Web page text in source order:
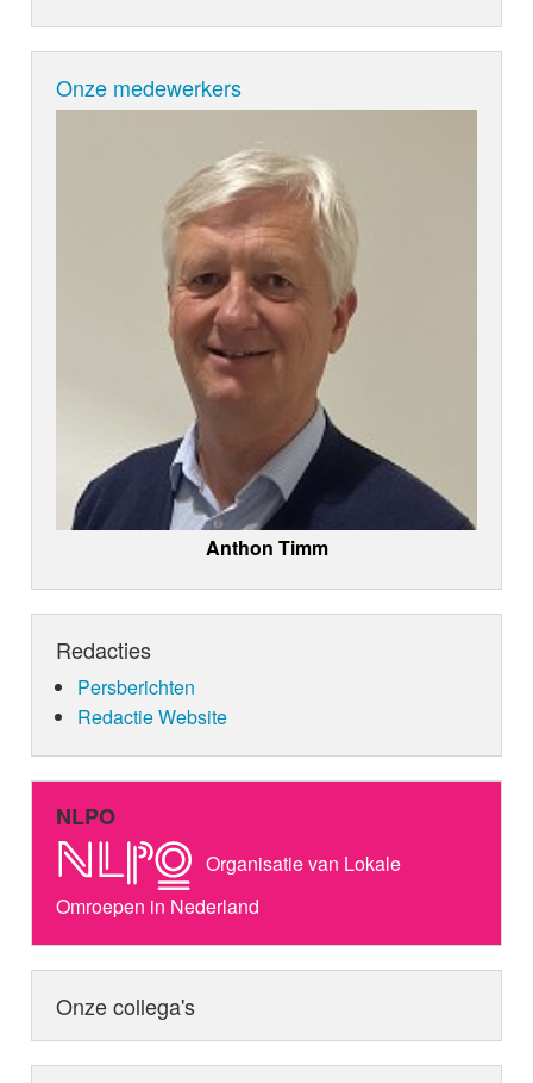
Onze medewerkers
Anthon Timm
Redacties
Persberichten
Redactie Website
NLPO
Organisatie van Lokale
Omroepen in Nederland
Onze collega's